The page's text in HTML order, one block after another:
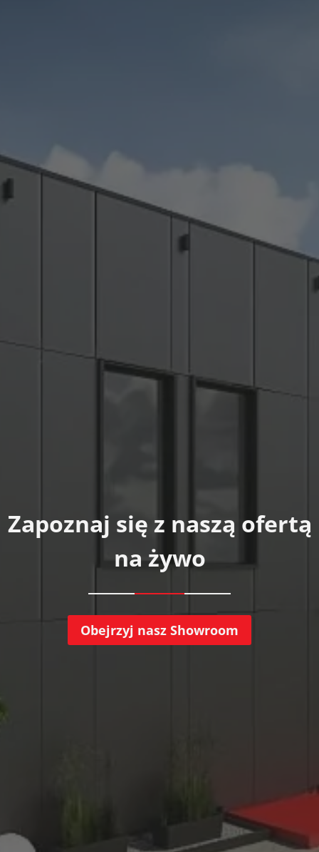
Zapoznaj się z naszą ofertą
na żywo
Obejrzyj nasz Showroom